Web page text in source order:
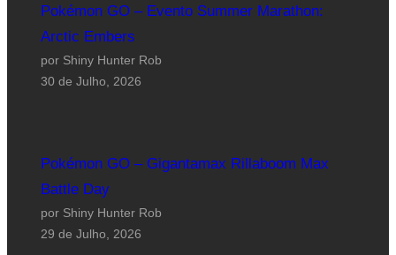
Pokémon GO – Evento Summer Marathon:
Arctic Embers
por Shiny Hunter Rob
30 de Julho, 2026
Pokémon GO – Gigantamax Rillaboom Max
Battle Day
por Shiny Hunter Rob
29 de Julho, 2026